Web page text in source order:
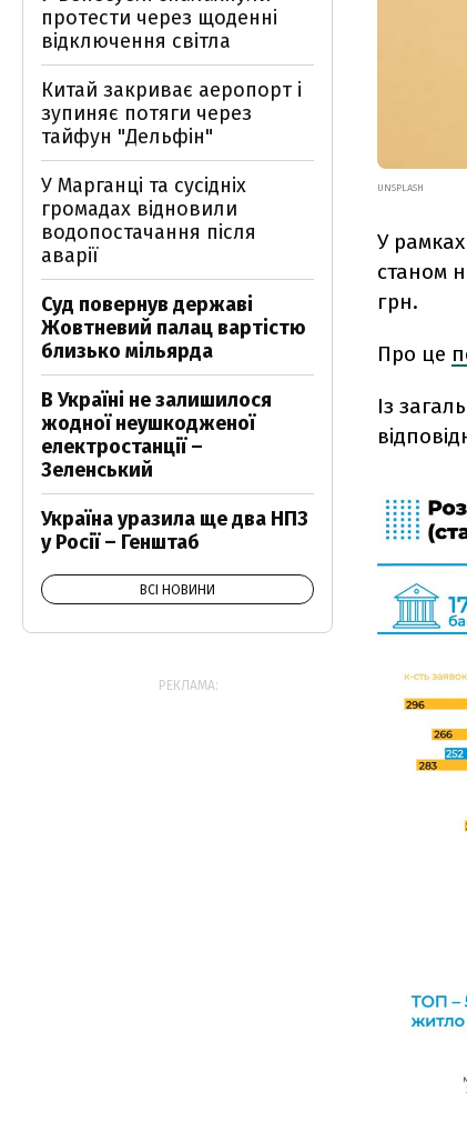
UNSPLASH
У
станом
грн.
Про це
Із
протести через щоденні
відключення світла
Китай закриває аеропорт і
зупиняє потяги через
тайфун "Дельфін"
У Марганці та сусідніх
громадах відновили
водопостачання після
аварії
Суд повернув державі
Жовтневий палац вартістю
близько мільярда
В Україні не залишилося
жодної неушкодженої
електростанції –
Зеленський
Україна уразила ще два НПЗ
у Росії – Генштаб
ВСІ НОВИНИ
РЕКЛАМА: